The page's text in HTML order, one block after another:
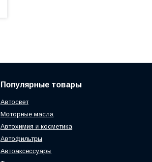
Популярные товары
Автосвет
Моторные масла
Автохимия и косметика
Автофильтры
Автоаксессуары